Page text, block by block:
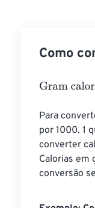
Como
Gram
Para
por 1000. 1
converter
Calorias em
conversão